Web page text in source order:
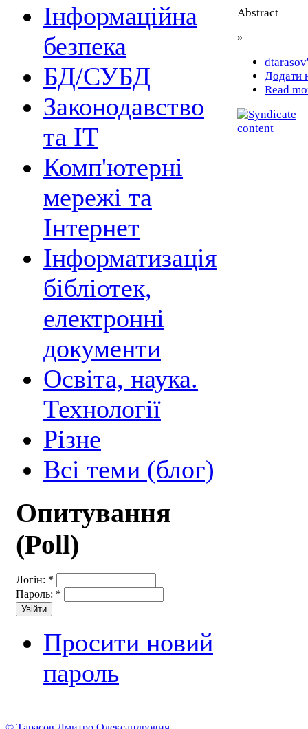
Інформаційна
безпека
БД/СУБД
Законодавство
та ІТ
Комп'ютерні
мережі та
Інтернет
Інформатизація
бібліотек,
електронні
документи
Освіта, наука.
Технології
Різне
Всі теми (блог)
Опитування
(Poll)
Логін: *
Пароль: *
Просити новий
пароль
Abstract
»
Додати
Read